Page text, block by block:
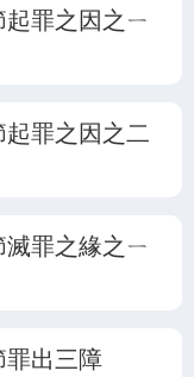
罪之因之ㄧ
起罪之因之二
罪之緣之ㄧ
罪出三障